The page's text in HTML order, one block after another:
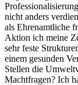
nicht anders
als Ehrenamtliche
Aktion ich meine
sehr feste
einem gesunden
Stellen die
Machtfragen? Ich